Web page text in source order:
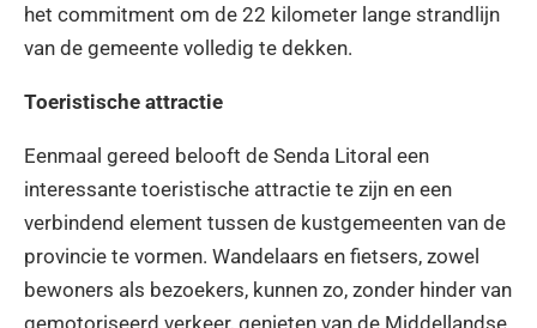
het commitment om de 22 kilometer lange strandlijn
van de gemeente volledig te dekken.
Toeristische attractie
Eenmaal gereed belooft de Senda Litoral een
interessante toeristische attractie te zijn en een
verbindend element tussen de kustgemeenten van de
provincie te vormen. Wandelaars en fietsers, zowel
bewoners als bezoekers, kunnen zo, zonder hinder van
gemotoriseerd verkeer, genieten van de Middellandse